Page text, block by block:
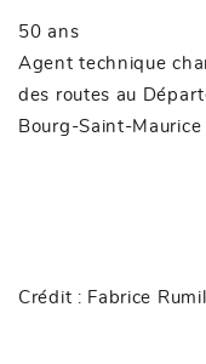
50 ans
Agent technique
des routes au
Bourg-Saint-Maurice
Crédit : Fabrice